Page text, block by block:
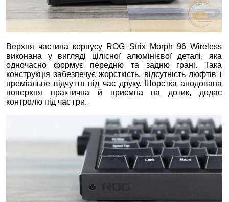
Верхня частина корпусу ROG Strix Morph 96 Wireless
виконана у вигляді цілісної алюмінієвої деталі, яка
одночасно формує передню та задню грані. Така
конструкція забезпечує жорсткість, відсутність люфтів і
преміальне відчуття під час друку. Шорстка анодована
поверхня практична й приємна на дотик, додає
контролю під час гри.